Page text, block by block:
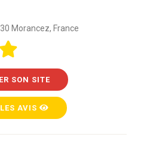
Morancez, France
SON SITE
AVIS